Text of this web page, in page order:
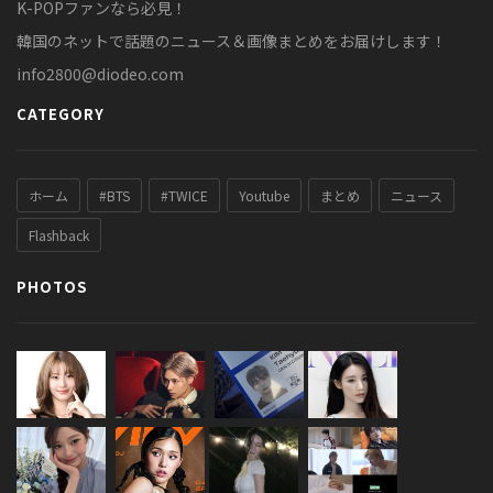
K-POPファンなら必見！
韓国のネットで話題のニュース＆画像まとめをお届けします！
info2800@diodeo.com
CATEGORY
ホーム #BTS #TWICE Youtube まとめ ニュース
Flashback
PHOTOS